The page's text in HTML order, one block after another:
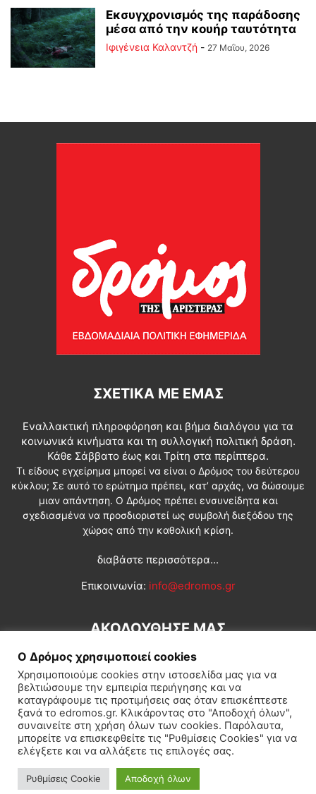
Εκσυγχρονισμός της παράδοσης
μέσα από την κουήρ ταυτότητα
Ιφιγένεια Καλαντζή - 27 Μαΐου, 2026
ΣΧΕΤΙΚΆ ΜΕ ΕΜΆΣ
Εναλλακτική πληροφόρηση και βήμα διαλόγου για τα
κοινωνικά κινήματα και τη συλλογική πολιτική δράση.
Κάθε Σάββατο έως και Τρίτη στα περίπτερα.
Τι είδους εγχείρημα μπορεί να είναι ο Δρόμος του δεύτερου
κύκλου; Σε αυτό το ερώτημα πρέπει, κατ’ αρχάς, να δώσουμε
μιαν απάντηση. Ο Δρόμος πρέπει ενσυνείδητα και
σχεδιασμένα να προσδιοριστεί ως συμβολή διεξόδου της
χώρας από την καθολική κρίση.
διαβάστε περισσότερα...
Επικοινωνία: info@edromos.gr
ΑΚΟΛΟΥΘΗΣΕ ΜΑΣ
Εγγραφή συνδρομητή Πολιτική Διεθνή Κοινωνία
Πολιτισμός Αφιερώματα
© Δρόμος της Αριστεράς
Ο Δρόμος χρησιμοποιεί cookies
Χρησιμοποιούμε cookies στην ιστοσελίδα μας για να
βελτιώσουμε την εμπειρία περιήγησης και να
καταγράφουμε τις προτιμήσεις σας όταν επισκέπτεστε
ξανά το edromos.gr. Κλικάροντας στο "Αποδοχή όλων",
συναινείτε στη χρήση όλων των cookies. Παρόλαυτα,
μπορείτε να επισκεφθείτε τις "Ρυθμίσεις Cookies" για να
ελέγξετε και να αλλάξετε τις επιλογές σας.
Ρυθμίσεις Cookie Αποδοχή όλων